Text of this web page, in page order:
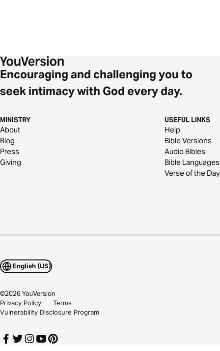
Encouraging and challenging you to
seek intimacy with God every day.
MINISTRY
About
Blog
Press
Giving
USEFUL LINKS
Help
Bible Versions
Audio Bibles
Bible Languages
Verse of the Day
English (US)
©2026YouVersion
Privacy Policy
Terms
Vulnerability Disclosure Program